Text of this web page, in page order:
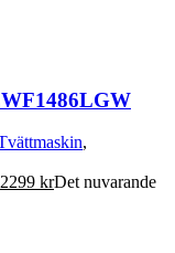
,
2299 krDet nuvarande